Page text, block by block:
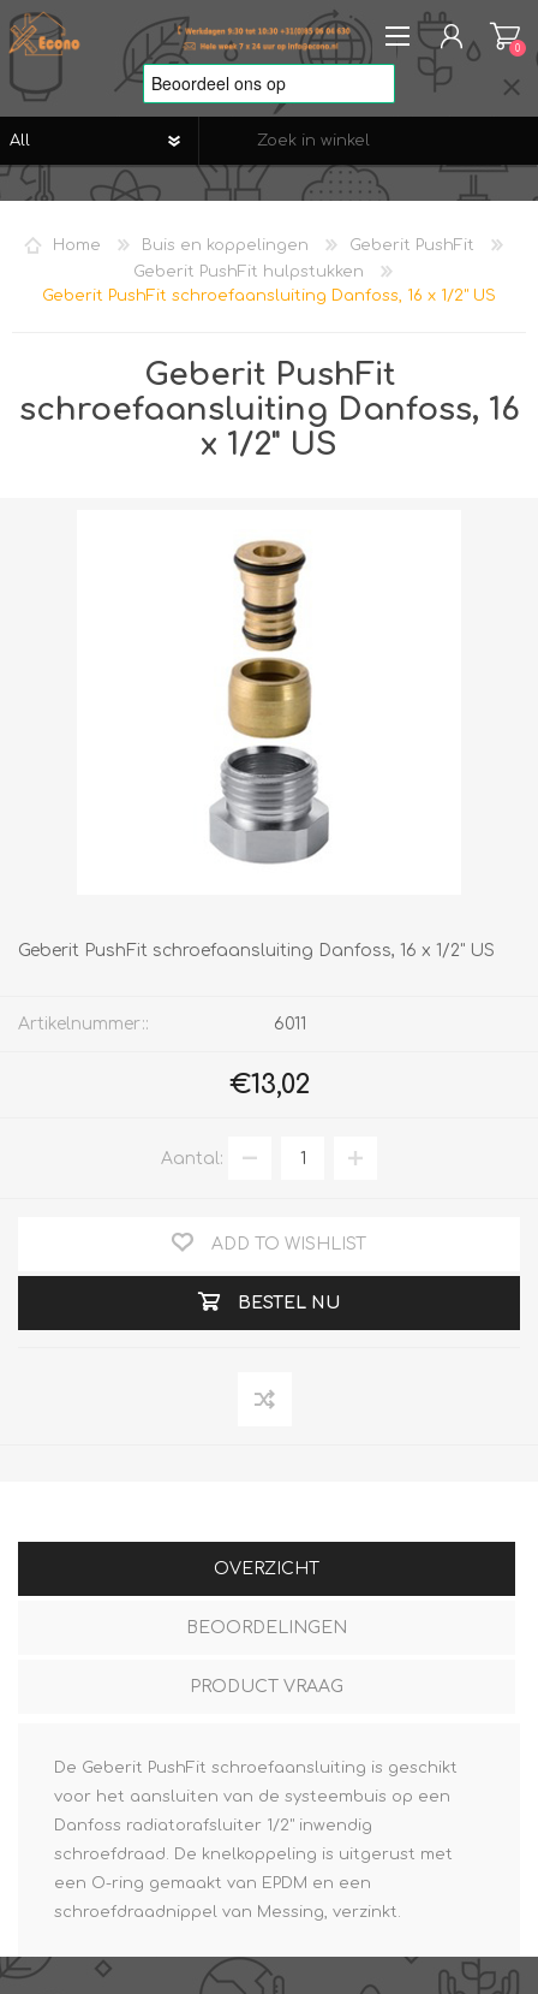
REGISTREREN
VERLANGLIJST
0
Home Buis en koppelingen
Geberit PushFit
Geberit PushFit hulpstukken
Geberit PushFit schroefaansluiting Danfoss, 16 x 1/2" US
Geberit PushFit
schroefaansluiting Danfoss, 16
x 1/2" US
Geberit PushFit schroefaansluiting Danfoss, 16 x 1/2" US
Artikelnummer:: 6011
€13,02
Aantal:
ADD TO WISHLIST
BESTEL NU
OVERZICHT
BEOORDELINGEN
PRODUCT VRAAG
De Geberit PushFit schroefaansluiting is geschikt
voor het aansluiten van de systeembuis op een
Danfoss radiatorafsluiter 1/2" inwendig
schroefdraad. De knelkoppeling is uitgerust met
een O-ring gemaakt van EPDM en een
schroefdraadnippel van Messing, verzinkt.